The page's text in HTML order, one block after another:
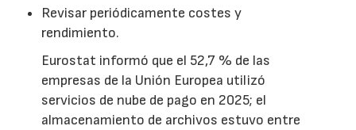
Revisar periódicamente costes y
rendimiento.
Eurostat informó que el 52,7 % de las
empresas de la Unión Europea utilizó
servicios de nube de pago en 2025; el
almacenamiento de archivos estuvo entre